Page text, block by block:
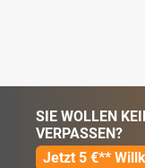
SIE WOLLEN
VERPASSEN?
Jetzt 5 €**